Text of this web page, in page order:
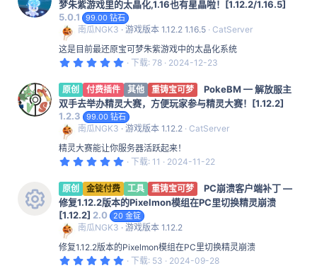
梦朱紫游戏里的太晶化,1.16也有星晶啦！[1.12.2/1.16.5]
5.0.1
99.00 钻石
南瓜NGK3 游戏版本 1.12.2 1.16.5 CatServer
这是目前最还原宝可梦朱紫游戏中的太晶化系统
5
0
星
下载 78 2024-12-23
原创 付费插件 其他 重铸宝可梦
PokeBM — 解放服主
双手去举办精灵大赛，方便玩家参与精灵大赛！[1.12.2]
1.2.3
99.00 钻石
南瓜NGK3 游戏版本 1.12.2 CatServer
精灵大赛能让你服务器活跃起来！
5
0
星
下载 11 2024-11-22
原创 金锭付费 工具 重铸宝可梦
PC崩溃客户端补丁 —
修复1.12.2版本的Pixelmon模组在PC里切换精灵崩溃
[1.12.2] 2.0 20 金锭
南瓜NGK3
游戏版本 1.12.2
修复1.12.2版本的Pixelmon模组在PC里切换精灵崩溃
5 下载 53 2024-09-28